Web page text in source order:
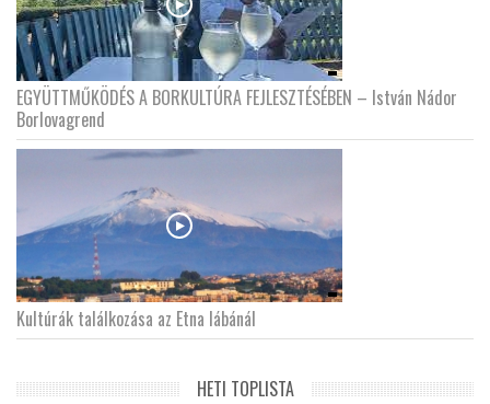
EGYÜTTMŰKÖDÉS A BORKULTÚRA FEJLESZTÉSÉBEN – István Nádor
Borlovagrend
Kultúrák találkozása az Etna lábánál
HETI TOPLISTA